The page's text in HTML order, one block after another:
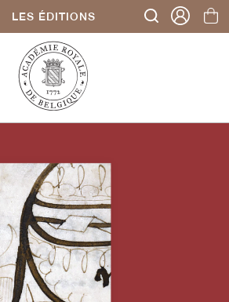
LES ÉDITIONS